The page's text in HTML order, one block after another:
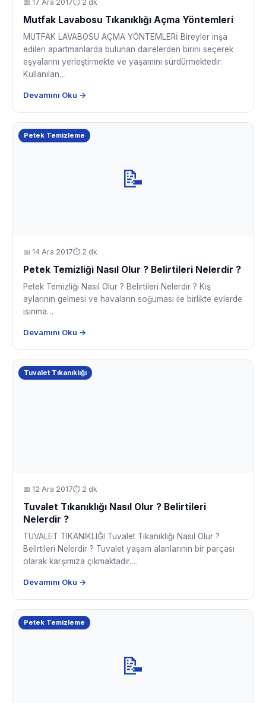
📅 17 Ara 2017⏱ 2 dk
Mutfak Lavabosu Tıkanıklığı Açma Yöntemleri
MUTFAK LAVABOSU AÇMA YÖNTEMLERİ Bireyler inşa
edilen apartmanlarda bulunan dairelerden birini seçerek
eşyalarını yerleştirmekte ve yaşamını sürdürmektedir.
Kullanılan…
Devamını Oku →
📝
Petek Temizleme
📅 14 Ara 2017⏱ 2 dk
Petek Temizliği Nasıl Olur ? Belirtileri Nelerdir ?
Petek Temizliği Nasıl Olur ? Belirtileri Nelerdir ? Kış
aylarının gelmesi ve havaların soğuması ile birlikte evlerde
ısınma…
Devamını Oku →
Tuvalet Tıkanıklığı
📅 12 Ara 2017⏱ 2 dk
Tuvalet Tıkanıklığı Nasıl Olur ? Belirtileri
Nelerdir ?
TUVALET TIKANIKLIĞI Tuvalet Tıkanıklığı Nasıl Olur ?
Belirtileri Nelerdir ? Tuvalet yaşam alanlarının bir parçası
olarak karşımıza çıkmaktadır.…
Devamını Oku →
📝
Petek Temizleme